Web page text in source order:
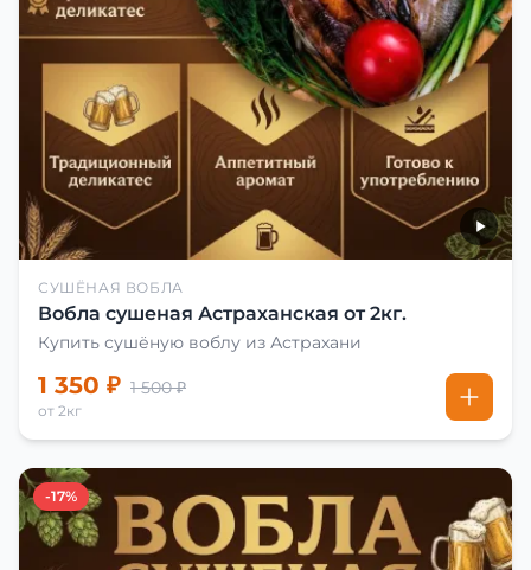
СУШЁНАЯ ВОБЛА
Вобла сушеная Астраханская от 2кг.
Купить сушёную воблу из Астрахани
1 350 ₽ 1 500 ₽
от 2кг
-17%